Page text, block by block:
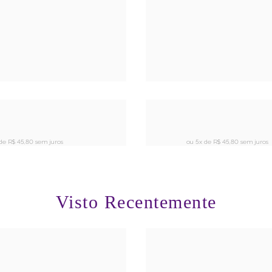
R$ 45,80 sem juros ou 5x de R$ 45,80 sem juros
Visto Recentemente